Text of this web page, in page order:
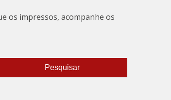
os impressos, acompanhe os
Pesquisar